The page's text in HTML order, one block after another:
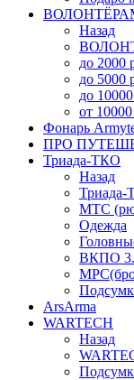
Назад
до 2000
до 5000
до
от
Фонарь
ПРО
Триада-ТКО
Назад
МТС
Одежда
ВКПО
ArsArma
WARTECH
Назад